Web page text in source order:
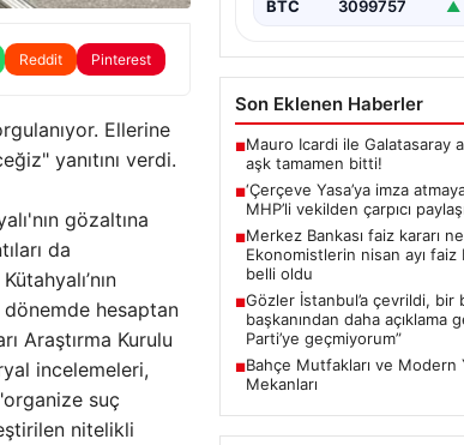
Reddit Pinterest
Ellerine
yanıtını verdi.
gözaltına
da
dönemde hesaptan
Araştırma Kurulu
incelemeleri,
suç
nitelikli
BTC 3099757 ▲
Son Eklenen Haberler
■Mauro Icardi ile Galatasaray
aşk tamamen bitti!
■‘Çerçeve Yasa’ya imza
MHP’li vekilden çarpıcı
■Merkez Bankası faiz kararı
Ekonomistlerin nisan ayı
belli oldu
■Gözler İstanbul’a çevrildi, bir
başkanından daha açıklama
Parti’ye geçmiyorum”
■Bahçe Mutfakları ve Modern
Mekanları